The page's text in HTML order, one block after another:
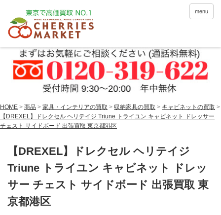
menu
HOME > 商品 > 家具・インテリアの買取 > 収納家具の買取 > キャビネットの買取 >
【DREXEL】ドレクセル ヘリテイジ Triune トライユン キャビネット ドレッサー
チェスト サイドボード 出張買取 東京都港区
【DREXEL】ドレクセル ヘリテイジ
Triune トライユン キャビネット ドレッ
サー チェスト サイドボード 出張買取 東
京都港区